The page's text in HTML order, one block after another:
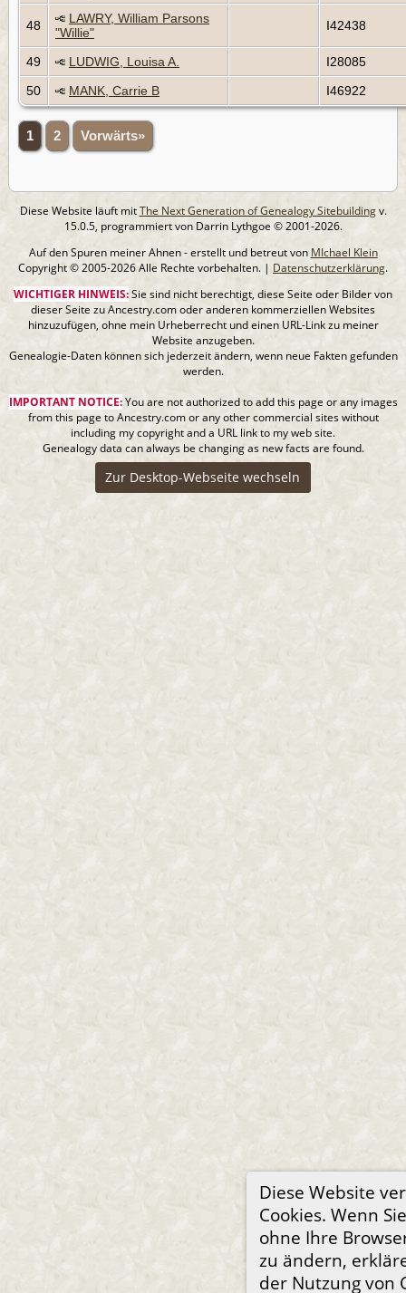
Diese Website
Cookies. Wenn
ohne Ihre
zu ändern,
der Nutzung von
48
LAWRY, William Parsons
"Willie"
I42438
49 LUDWIG, Louisa A.
I28085
50
MANK, Carrie B I46922
1 2 Vorwärts»
Diese Website läuft mitThe Next Generation of Genealogy Sitebuildingv.
15.0.5, programmiert von Darrin Lythgoe © 2001-2026.
Auf den Spuren meiner Ahnen - erstellt und betreut von MIchael Klein
Copyright © 2005-2026 Alle Rechte vorbehalten. | Datenschutzerklärung.
WICHTIGER HINWEIS:Sie sind nicht berechtigt, diese Seite oder Bilder von
dieser Seite zu Ancestry.com oder anderen kommerziellen Websites
hinzuzufügen, ohne mein Urheberrecht und einen URL-Link zu meiner
Website anzugeben.
Genealogie-Daten können sich jederzeit ändern, wenn neue Fakten gefunden
werden.
IMPORTANT NOTICE:You are not authorized to add this page or any images
from this page to Ancestry.com or any other commercial sites without
including my copyright and a URL link to my web site.
Genealogy data can always be changing as new facts are found.
Zur Desktop-Webseite wechseln